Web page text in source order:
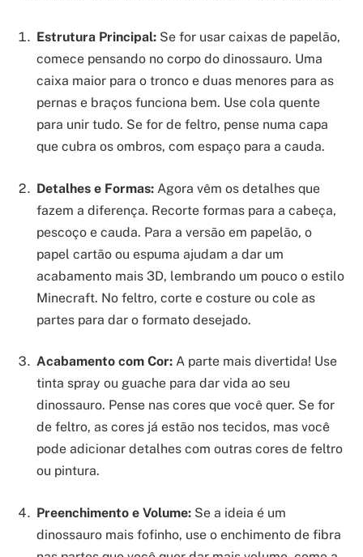
Estrutura Principal: Se for usar caixas de papelão,
comece pensando no corpo do dinossauro. Uma
caixa maior para o tronco e duas menores para as
pernas e braços funciona bem. Use cola quente
para unir tudo. Se for de feltro, pense numa capa
que cubra os ombros, com espaço para a cauda.
Detalhes e Formas: Agora vêm os detalhes que
fazem a diferença. Recorte formas para a cabeça,
pescoço e cauda. Para a versão em papelão, o
papel cartão ou espuma ajudam a dar um
acabamento mais 3D, lembrando um pouco o estilo
Minecraft. No feltro, corte e costure ou cole as
partes para dar o formato desejado.
Acabamento com Cor: A parte mais divertida! Use
tinta spray ou guache para dar vida ao seu
dinossauro. Pense nas cores que você quer. Se for
de feltro, as cores já estão nos tecidos, mas você
pode adicionar detalhes com outras cores de feltro
ou pintura.
Preenchimento e Volume: Se a ideia é um
dinossauro mais fofinho, use o enchimento de fibra